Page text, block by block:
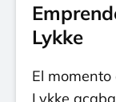
Lykke
El